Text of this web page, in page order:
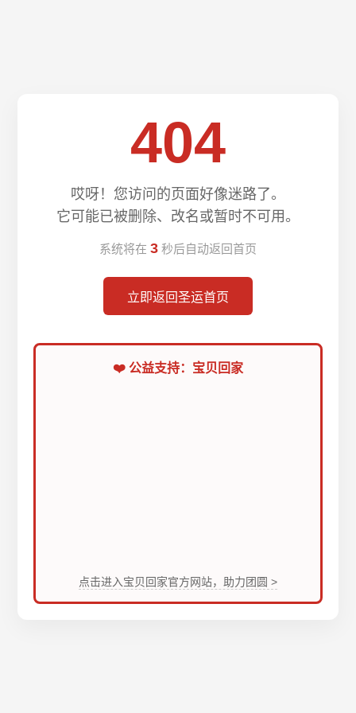
404
哎呀！您访问的页面好像迷路了。
它可能已被删除、改名或暂时不可用。
系统将在 3 秒后自动返回首页
立即返回圣运首页
❤️ 公益支持：宝贝回家
点击进入宝贝回家官方网站，助力团圆 >